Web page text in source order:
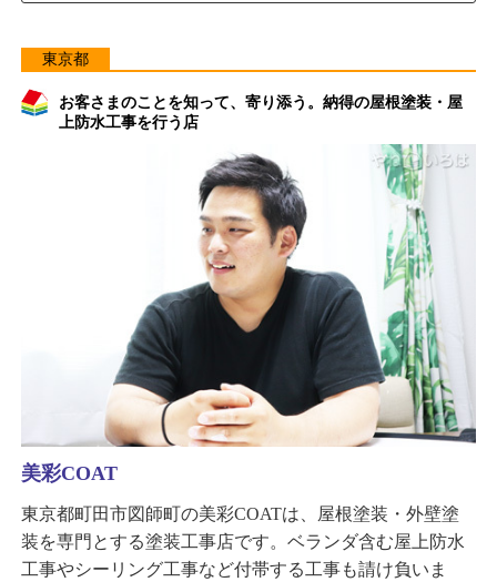
東京都
お客さまのことを知って、寄り添う。納得の屋根塗装・屋
上防水工事を行う店
美彩COAT
東京都町田市図師町の美彩COATは、屋根塗装・外壁塗
装を専門とする塗装工事店です。ベランダ含む屋上防水
工事やシーリング工事など付帯する工事も請け負いま